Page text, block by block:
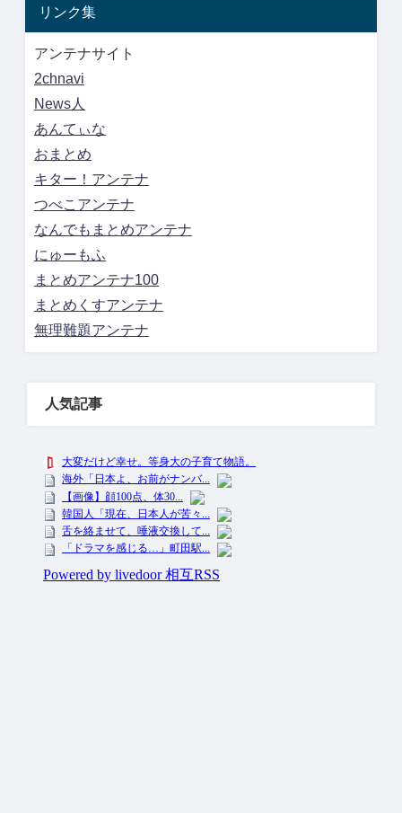
リンク集
アンテナサイト
2chnavi
News人
あんてぃな
おまとめ
キター！アンテナ
つべこアンテナ
なんでもまとめアンテナ
にゅーもふ
まとめアンテナ100
まとめくすアンテナ
無理難題アンテナ
人気記事